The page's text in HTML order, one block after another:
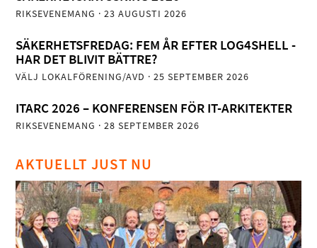
RIKSEVENEMANG · 23 AUGUSTI 2026
SÄKERHETSFREDAG: FEM ÅR EFTER LOG4SHELL -
HAR DET BLIVIT BÄTTRE?
VÄLJ LOKALFÖRENING/AVD · 25 SEPTEMBER 2026
ITARC 2026 – KONFERENSEN FÖR IT-ARKITEKTER
RIKSEVENEMANG · 28 SEPTEMBER 2026
AKTUELLT JUST NU